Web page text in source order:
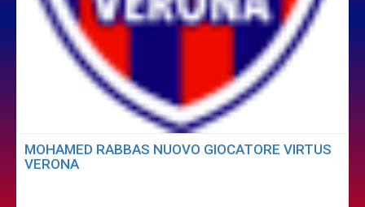
MOHAMED RABBAS NUOVO GIOCATORE VIRTUS
VERONA